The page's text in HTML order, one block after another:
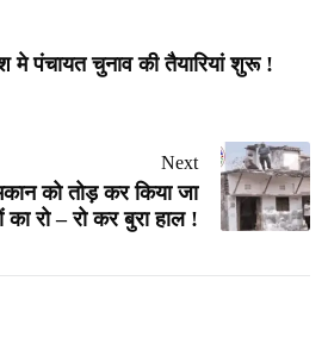
मे पंचायत चुनाव की तैयारियां शुरू !
Next
को तोड़ कर किया जा
का रो – रो कर बुरा हाल !